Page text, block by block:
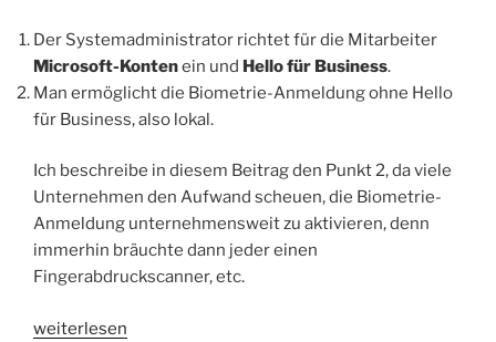
Der Systemadministrator richtet für die Mitarbeiter
Microsoft-Kontenein und Hello für Business.
Man ermöglicht die Biometrie-Anmeldung ohne Hello
für Business, also lokal.
Ich beschreibe in diesem Beitrag den Punkt 2, da viele
Unternehmen den Aufwand scheuen, die Biometrie-
Anmeldung unternehmensweit zu aktivieren, denn
immerhin bräuchte dann jeder einen
Fingerabdruckscanner, etc.
„HowTo:
weiterlesen